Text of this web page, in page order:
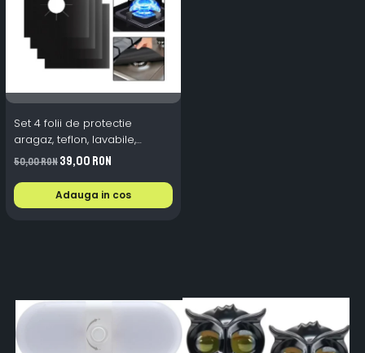
Set 4 folii de protectie
aragaz, teflon, lavabile,
reutilizabile, Negru/Gri
50,00 RON39,00 RON
Adauga in cos